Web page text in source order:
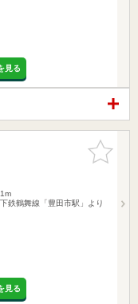
見る
お気に入
りに追加
鉄鶴舞線「豊田市駅」より
見る